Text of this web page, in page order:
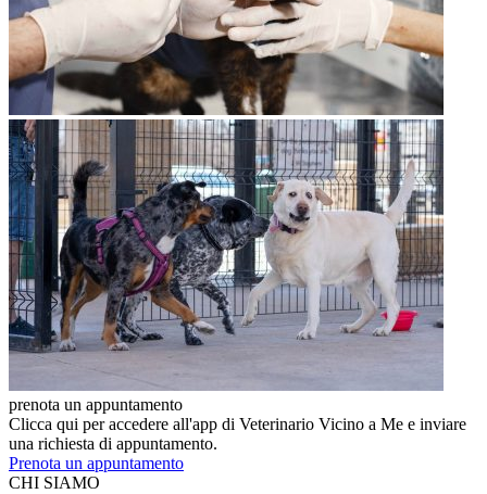
prenota un appuntamento
Clicca qui per accedere all'app di Veterinario Vicino a Me e inviare
una richiesta di appuntamento.
Prenota un appuntamento
CHI SIAMO